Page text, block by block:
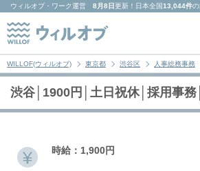
ウィルオブ・ワーク運営 8月8日更新！日本全国13,044件
WILLOF(ウィルオブ) 東京都 渋谷区 人事総務事務
渋谷│1900円│土日祝休│採用事
時給：1,900円